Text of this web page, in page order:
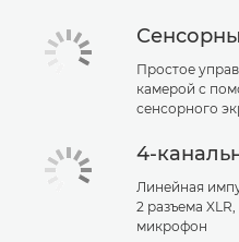
Простое
камерой с
сенсорного
4-
Линейная
2 разъема
микрофон